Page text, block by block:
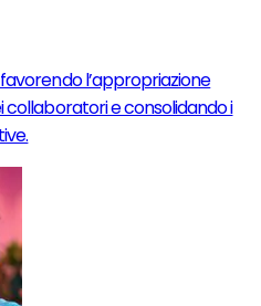
l’appropriazione
collaboratori e consolidando i